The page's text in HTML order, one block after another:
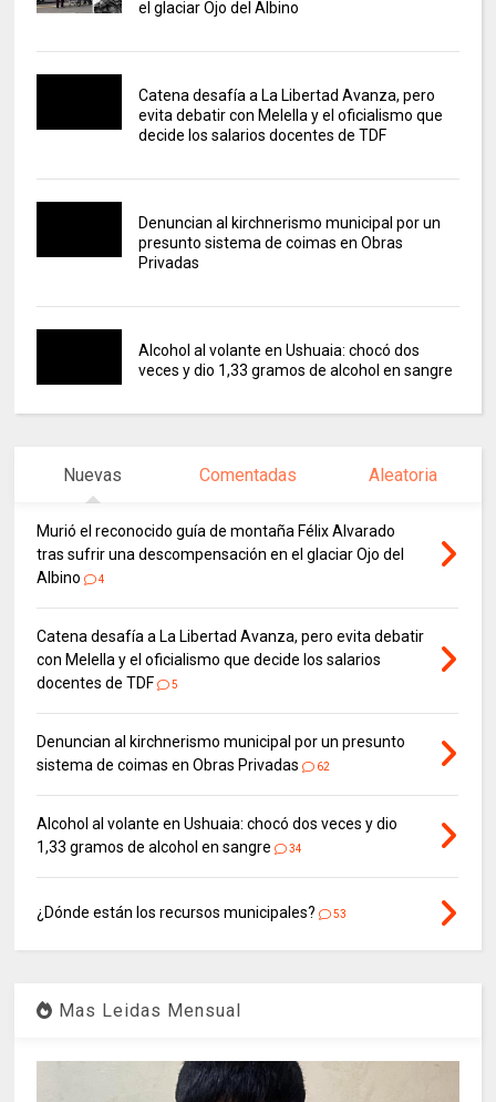
el glaciar Ojo del Albino
Catena desafía a La Libertad Avanza, pero
evita debatir con Melella y el oficialismo que
decide los salarios docentes de TDF
Denuncian al kirchnerismo municipal por un
presunto sistema de coimas en Obras
Privadas
Alcohol al volante en Ushuaia: chocó dos
veces y dio 1,33 gramos de alcohol en sangre
Nuevas Comentadas Aleatoria
Murió el reconocido guía de montaña Félix Alvarado
tras sufrir una descompensación en el glaciar Ojo del
Albino
4
Catena desafía a La Libertad Avanza, pero evita debatir
con Melella y el oficialismo que decide los salarios
docentes de TDF
5
Denuncian al kirchnerismo municipal por un presunto
sistema de coimas en Obras Privadas
62
Alcohol al volante en Ushuaia: chocó dos veces y dio
1,33 gramos de alcohol en sangre
34
¿Dónde están los recursos municipales? 53
Mas Leidas Mensual